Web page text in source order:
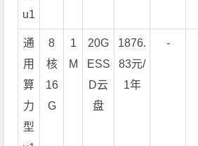
u1
通
用
算
力
型
8
核
16
G
1
M
20G
ESS
D云
盘
1876.
83元/
1年
-